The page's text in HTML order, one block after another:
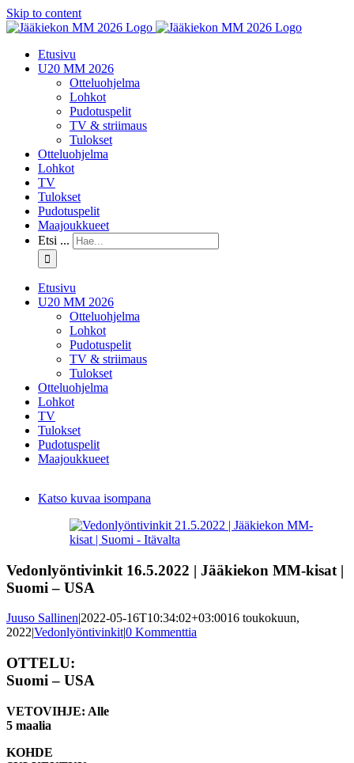
Skip to content
Etusivu
U20 MM 2026
Otteluohjelma
Lohkot
Pudotuspelit
TV & striimaus
Tulokset
Otteluohjelma
Lohkot
TV
Tulokset
Pudotuspelit
Maajoukkueet
Etsi ...
Etusivu
U20 MM 2026
Otteluohjelma
Lohkot
Pudotuspelit
TV & striimaus
Tulokset
Otteluohjelma
Lohkot
TV
Tulokset
Pudotuspelit
Maajoukkueet
Katso kuvaa isompana
Vedonlyöntivinkit 16.5.2022 | Jääkiekon MM-kisat |
Suomi – USA
Juuso Sallinen|2022-05-16T10:34:02+03:0016 toukokuun,
2022|Vedonlyöntivinkit|0 Kommenttia
OTTELU:
Suomi – USA
VETOVIHJE: Alle
5 maalia
KOHDE